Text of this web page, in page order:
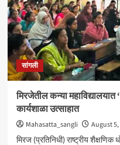
सांगली
मिरजेतील कन्या
कार्यशाळा उत्साहात
Mahasatta_sangli August 5,
मिरज (प्रतिनिधी) राष्ट्रीय शैक्षणिक